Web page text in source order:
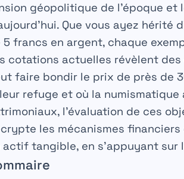
géopolitique de l’époque
Que vous ayez hérité
5 francs en argent, chaque
cotations actuelles révèlent
faire bondir le prix de près de
refuge et où la
l’évaluation de ces
les mécanismes
actif tangible, en s’appuyant sur